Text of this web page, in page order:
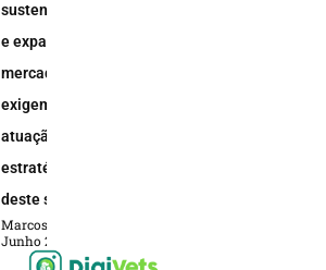
sustentabilidade
e expansão do
mercado animal
exigem uma
atuação
estratégica
deste setor
Marcos Soares
Junho 2, 2026